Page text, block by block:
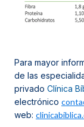
Para mayor
de las
privado Clínica
electrónico
web: